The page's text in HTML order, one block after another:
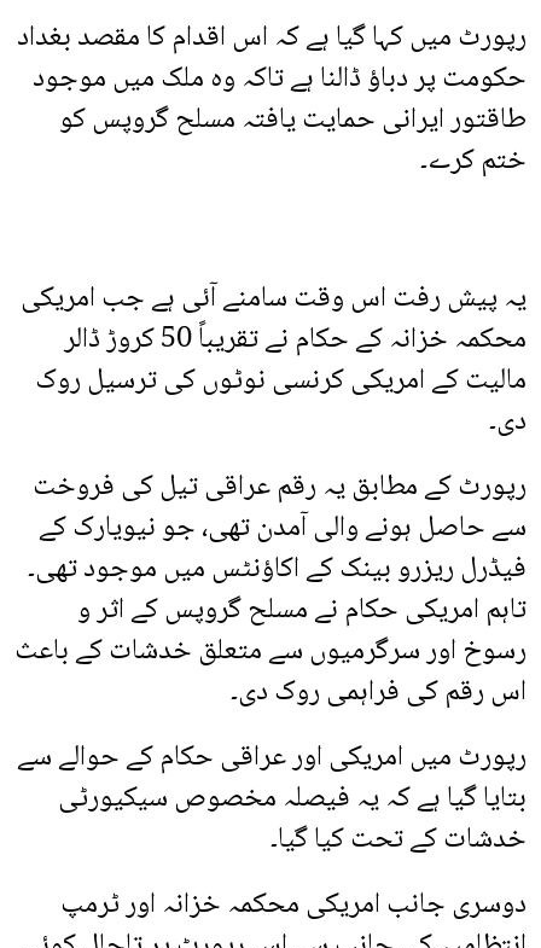
رپورٹ میں کہا گیا ہے کہ اس اقدام کا مقصد بغداد
حکومت پر دباؤ ڈالنا ہے تاکہ وہ ملک میں موجود
طاقتور ایرانی حمایت یافتہ مسلح گروپس کو
ختم کرے۔
یہ پیش رفت اس وقت سامنے آئی ہے جب امریکی
محکمہ خزانہ کے حکام نے تقریباً 50 کروڑ ڈالر
مالیت کے امریکی کرنسی نوٹوں کی ترسیل روک
دی۔
رپورٹ کے مطابق یہ رقم عراقی تیل کی فروخت
سے حاصل ہونے والی آمدن تھی، جو نیویارک کے
فیڈرل ریزرو بینک کے اکاؤنٹس میں موجود تھی۔
تاہم امریکی حکام نے مسلح گروپس کے اثر و
رسوخ اور سرگرمیوں سے متعلق خدشات کے باعث
اس رقم کی فراہمی روک دی۔
رپورٹ میں امریکی اور عراقی حکام کے حوالے سے
بتایا گیا ہے کہ یہ فیصلہ مخصوص سیکیورٹی
خدشات کے تحت کیا گیا۔
دوسری جانب امریکی محکمہ خزانہ اور ٹرمپ